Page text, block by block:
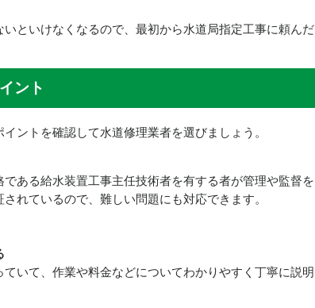
といけなくなるので、最初から水道局指定工事に頼んだ
ント
ントを確認して水道修理業者を選びましょう。
ある給水装置工事主任技術者を有する者が管理や監督を
れているので、難しい問題にも対応できます。
いて、作業や料金などについてわかりやすく丁寧に説明